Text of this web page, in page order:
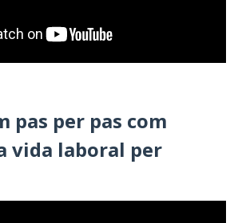
pas per pas com
vida laboral per